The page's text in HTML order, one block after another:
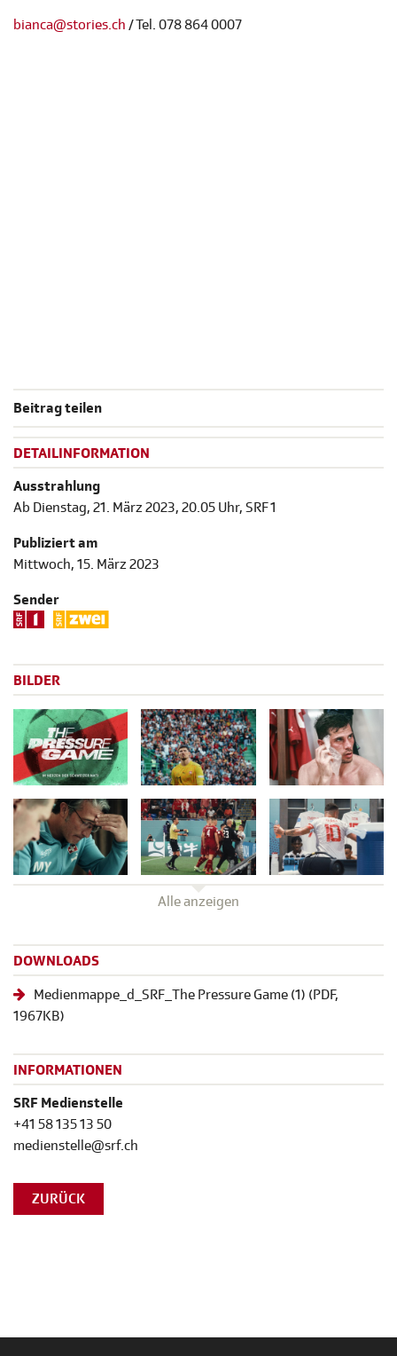
bianca@stories.ch / Tel. 078 864 0007
Beitrag teilen
DETAILINFORMATION
Ausstrahlung
Ab Dienstag, 21. März 2023, 20.05 Uhr, SRF 1
Publiziert am
Mittwoch, 15. März 2023
Sender
BILDER
Alle anzeigen
DOWNLOADS
Medienmappe_d_SRF_The Pressure Game (1) (PDF,
1967KB)
INFORMATIONEN
SRF Medienstelle
+41 58 135 13 50
medienstelle@srf.ch
ZURÜCK